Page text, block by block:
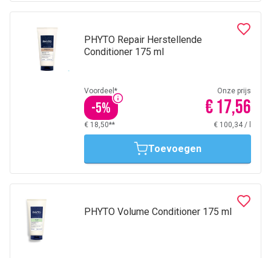
PHYTO Repair Herstellende
Conditioner 175 ml
Voordeel*
-5%
Onze prijs
€ 17,56
€ 18,50** € 100,34 /
Toevoegen
PHYTO Volume Conditioner 175 ml